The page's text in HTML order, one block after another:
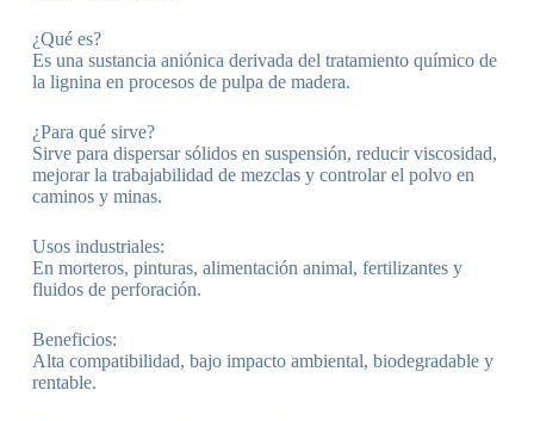
¿Qué es?
Es una sustancia aniónica derivada del tratamiento químico de
la lignina en procesos de pulpa de madera.
¿Para qué sirve?
Sirve para dispersar sólidos en suspensión, reducir viscosidad,
mejorar la trabajabilidad de mezclas y controlar el polvo en
caminos y minas.
Usos industriales:
En morteros, pinturas, alimentación animal, fertilizantes y
fluidos de perforación.
Beneficios:
Alta compatibilidad, bajo impacto ambiental, biodegradable y
rentable.